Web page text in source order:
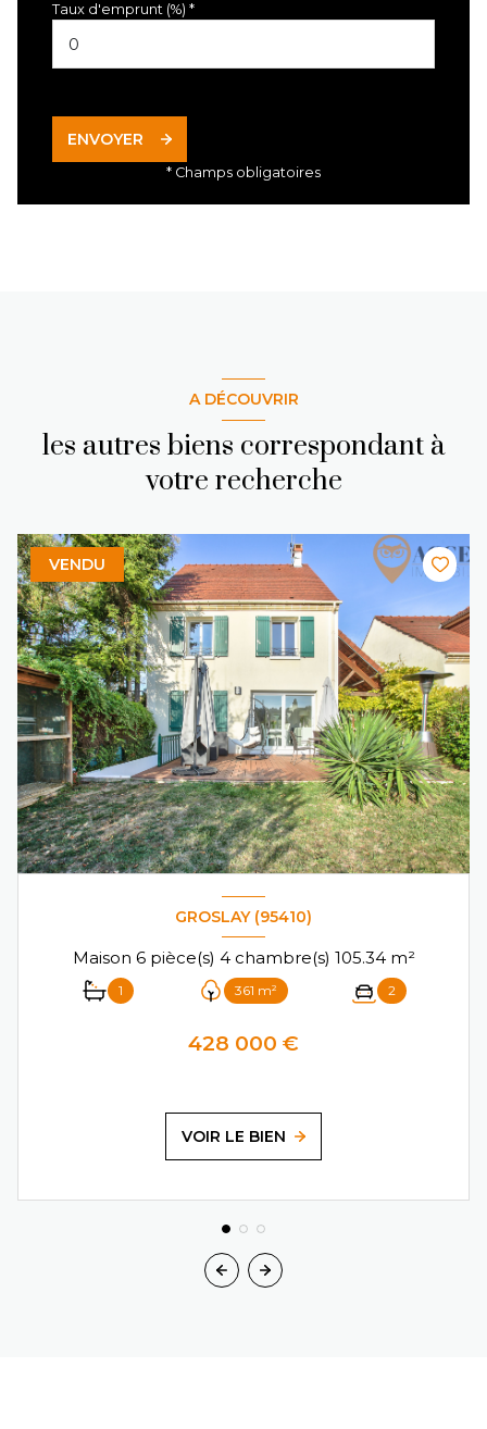
Taux d'emprunt (%) *
ENVOYER
* Champs obligatoires
A DÉCOUVRIR
les autres biens correspondant à
votre recherche
VENDU
GROSLAY (95410)
Maison 6 pièce(s) 4 chambre(s) 105.34 m²
1 361 m² 2
428 000 €
VOIR LE BIEN